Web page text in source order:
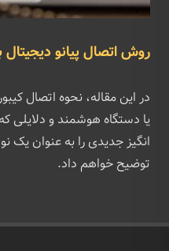
روش اتصال پیانو دیجیتال
در این مقاله، نحوه اتصال
یا دستگاه هوشمند و دلایلی
انگیز جدیدی را به عنوان یک
توضیح خواهم داد.